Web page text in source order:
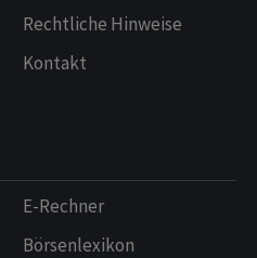
Rechtliche Hinweise
Kontakt
E-Rechner
Börsenlexikon